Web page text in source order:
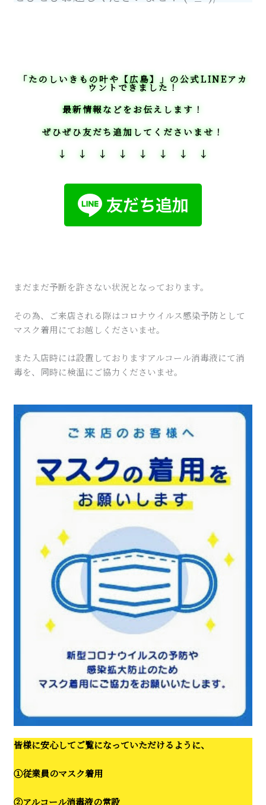
「たのしいきもの叶や【広島】」の公式LINEアカ
ウントできました！
最新情報などをお伝えします！
ぜひぜひ友だち追加してくださいませ！
↓ ↓ ↓ ↓ ↓ ↓ ↓ ↓
まだまだ予断を許さない状況となっております。
その為、ご来店される際はコロナウイルス感染予防として
マスク着用にてお越しくださいませ。
また入店時には設置しておりますアルコール消毒液にて消
毒を、同時に検温にご協力くださいませ。
皆様に安心してご覧になっていただけるように、
①従業員のマスク着用
②アルコール消毒液の常設